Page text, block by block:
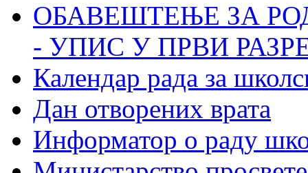
ОБАВЕШТЕЊЕ ЗА
- УПИС У ПРВИ
Календар рада за
Дан отворених врата
Информатор о раду